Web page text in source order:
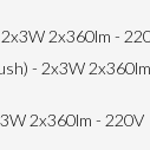
2x360lm -
- 2x3W
2x360lm - 220V